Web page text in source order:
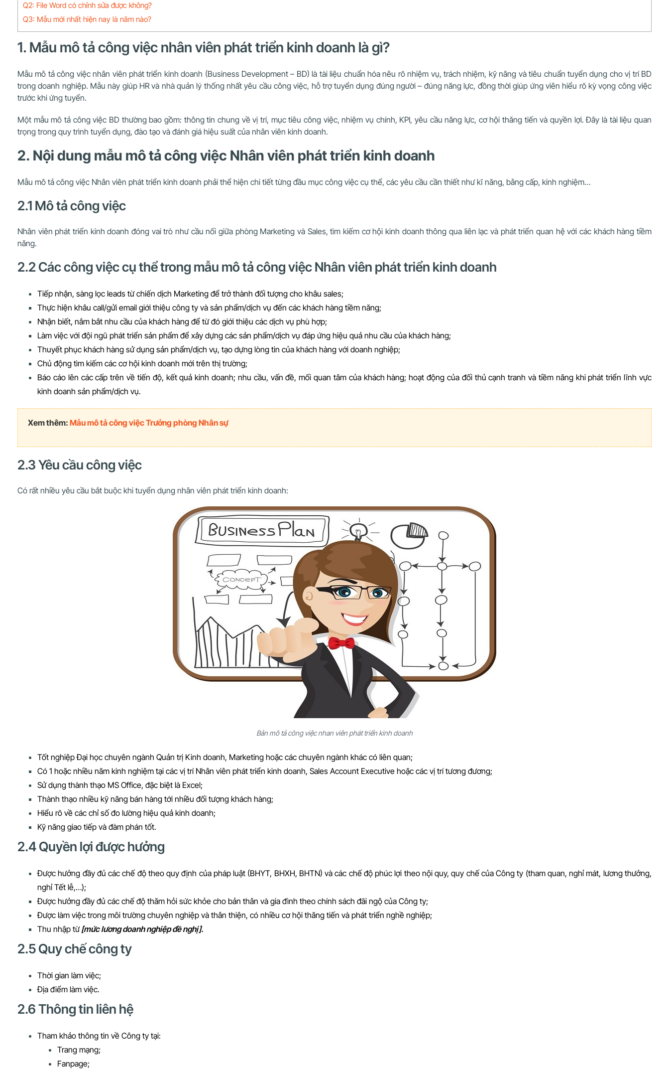
Q2: File Word có chỉnh sửa được không?
Q3: Mẫu mới nhất hiện nay là năm nào?
1. Mẫu mô tả công việc nhân viên phát triển kinh doanh là gì?
Mẫu mô tả công việc nhân viên phát triển kinh doanh (Business Development – BD) là tài liệu chuẩn hóa nêu rõ nhiệm vụ, trách nhiệm, kỹ năng và tiêu chuẩn tuyển dụng cho vị trí BD
trong doanh nghiệp. Mẫu này giúp HR và nhà quản lý thống nhất yêu cầu công việc, hỗ trợ tuyển dụng đúng người – đúng năng lực, đồng thời giúp ứng viên hiểu rõ kỳ vọng công việc
trước khi ứng tuyển.
Một mẫu mô tả công việc BD thường bao gồm: thông tin chung về vị trí, mục tiêu công việc, nhiệm vụ chính, KPI, yêu cầu năng lực, cơ hội thăng tiến và quyền lợi. Đây là tài liệu quan
trọng trong quy trình tuyển dụng, đào tạo và đánh giá hiệu suất của nhân viên kinh doanh.
2. Nội dung mẫu mô tả công việc Nhân viên phát triển kinh doanh
Mẫu mô tả công việc Nhân viên phát triển kinh doanh phải thể hiện chi tiết từng đầu mục công việc cụ thể, các yêu cầu cần thiết như kĩ năng, bằng cấp, kinh nghiệm…
2.1 Mô tả công việc
Nhân viên phát triển kinh doanh đóng vai trò như cầu nối giữa phòng Marketing và Sales, tìm kiếm cơ hội kinh doanh thông qua liên lạc và phát triển quan hệ với các khách hàng tiềm
năng.
2.2 Các công việc cụ thể trong mẫu mô tả công việc Nhân viên phát triển kinh doanh
Tiếp nhận, sàng lọc leads từ chiến dịch Marketing để trở thành đối tượng cho khâu sales;
Thực hiện khâu call/gửi email giới thiệu công ty và sản phẩm/dịch vụ đến các khách hàng tiềm năng;
Nhận biết, nắm bắt nhu cầu của khách hàng để từ đó giới thiệu các dịch vụ phù hợp;
Làm việc với đội ngũ phát triển sản phẩm để xây dựng các sản phẩm/dịch vụ đáp ứng hiệu quả nhu cầu của khách hàng;
Thuyết phục khách hàng sử dụng sản phẩm/dịch vụ, tạo dựng lòng tin của khách hàng với doanh nghiệp;
Chủ động tìm kiếm các cơ hội kinh doanh mới trên thị trường;
Báo cáo lên các cấp trên về tiến độ, kết quả kinh doanh; nhu cầu, vấn đề, mối quan tâm của khách hàng; hoạt động của đối thủ cạnh tranh và tiềm năng khi phát triển lĩnh vực
kinh doanh sản phẩm/dịch vụ.
Xem thêm: Mẫu mô tả công việc Trưởng phòng Nhân sự
2.3 Yêu cầu công việc
Có rất nhiều yêu cầu bắt buộc khi tuyển dụng nhân viên phát triển kinh doanh:
Bản mô tả công việc nhan viên phát triển kinh doanh
Tốt nghiệp Đại học chuyên ngành Quản trị Kinh doanh, Marketing hoặc các chuyên ngành khác có liên quan;
Có 1 hoặc nhiều năm kinh nghiệm tại các vị trí Nhân viên phát triển kinh doanh, Sales Account Executive hoặc các vị trí tương đương;
Sử dụng thành thạo MS Office, đặc biệt là Excel;
Thành thạo nhiều kỹ năng bán hàng tới nhiều đối tượng khách hàng;
Hiểu rõ về các chỉ số đo lường hiệu quả kinh doanh;
Kỹ năng giao tiếp và đàm phán tốt.
2.4 Quyền lợi được hưởng
Được hưởng đầy đủ các chế độ theo quy định của pháp luật (BHYT, BHXH, BHTN) và các chế độ phúc lợi theo nội quy, quy chế của Công ty (tham quan, nghỉ mát, lương thưởng,
nghỉ Tết lễ,…);
Được hưởng đầy đủ các chế độ thăm hỏi sức khỏe cho bản thân và gia đình theo chính sách đãi ngộ của Công ty;
Được làm việc trong môi trường chuyên nghiệp và thân thiện, có nhiều cơ hội thăng tiến và phát triển nghề nghiệp;
Thu nhập từ[mức lương doanh nghiệp đề nghị].
2.5 Quy chế công ty
Thời gian làm việc;
Địa điểm làm việc.
2.6 Thông tin liên hệ
Tham khảo thông tin về Công ty tại:
Trang mạng;
Fanpage;